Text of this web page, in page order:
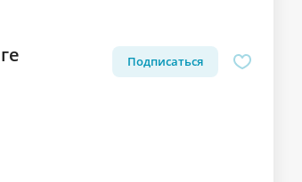
Подписаться